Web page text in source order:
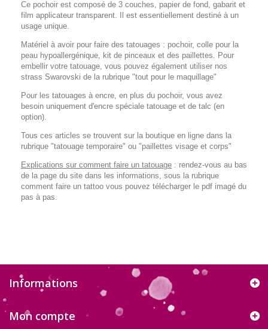
Ce pochoir est composé de 3 couches, papier de fond, gabarit et
film applicateur transparent. Il est essentiellement destiné à un
usage unique.
Matériel à avoir pour faire des tatouages : pochoir, colle pour la
peau hypoallergénique, kit de pinceaux et des paillettes. Pour
embellir votre tatouage, vous pouvez également utiliser nos
strass Swarovski de la rubrique "tout pour le maquillage"
Pour les tatouages à encre, en plus du pochoir, vous avez
besoin uniquement d'encre spéciale tatouage et de talc (en
option).
Tous ces articles se trouvent sur la boutique en ligne dans la
rubrique "tatouage temporaire" ou "paillettes visage et corps"
Explications sur comment faire un tatouage : rendez-vous au bas
de la page du site dans les informations, sous la rubrique
comment faire un tattoo vous pouvez télécharger le pdf imagé du
pas à pas.
Informations
Mon compte